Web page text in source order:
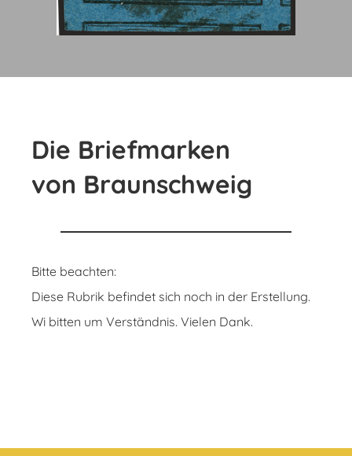
Die Briefmarken
von Braunschweig
Bitte beachten:
Diese Rubrik befindet sich noch in der Erstellung.
Wi bitten um Verständnis. Vielen Dank.